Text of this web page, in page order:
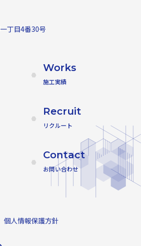
丁目4番30号
Works
施工実績
Recruit
リクルート
Contact
お問い合わせ
個人情報保護方針